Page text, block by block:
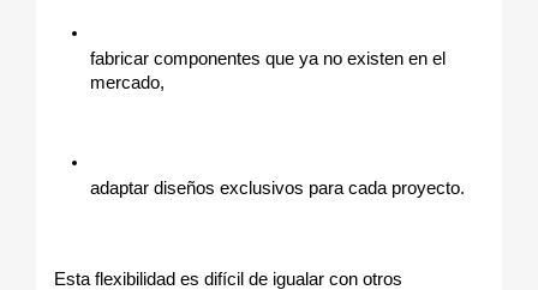
fabricar componentes que ya no existen en el
mercado,
adaptar diseños exclusivos para cada proyecto.
Esta flexibilidad es difícil de igualar con otros